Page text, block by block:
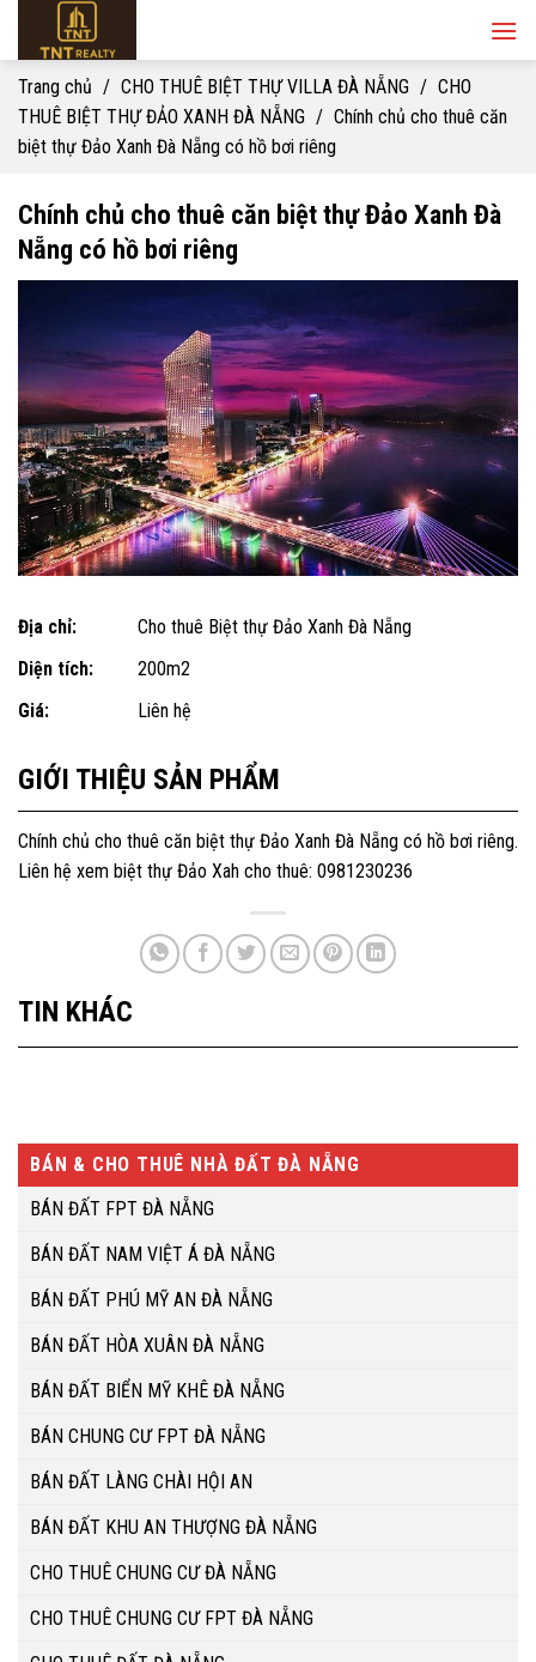
content
Trang chủ / CHO THUÊ BIỆT THỰ VILLA ĐÀ NẴNG / CHO
THUÊ BIỆT THỰ ĐẢO XANH ĐÀ NẴNG / Chính chủ cho thuê căn
biệt thự Đảo Xanh Đà Nẵng có hồ bơi riêng
Chính chủ cho thuê căn biệt thự Đảo Xanh Đà
Nẵng có hồ bơi riêng
Địa chỉ:
Cho thuê Biệt thự Đảo Xanh Đà Nẵng
Diện tích:
200m2
Giá:
Liên hệ
GIỚI THIỆU SẢN PHẨM
Chính chủ cho thuê căn biệt thự Đảo Xanh Đà Nẵng có hồ bơi riêng.
Liên hệ xem biệt thự Đảo Xah cho thuê: 0981230236
TIN KHÁC
BÁN & CHO THUÊ NHÀ ĐẤT ĐÀ NẴNG
BÁN ĐẤT FPT ĐÀ NẴNG
BÁN ĐẤT NAM VIỆT Á ĐÀ NẴNG
BÁN ĐẤT PHÚ MỸ AN ĐÀ NẴNG
BÁN ĐẤT HÒA XUÂN ĐÀ NẴNG
BÁN ĐẤT BIỂN MỸ KHÊ ĐÀ NẴNG
BÁN CHUNG CƯ FPT ĐÀ NẴNG
BÁN ĐẤT LÀNG CHÀI HỘI AN
BÁN ĐẤT KHU AN THƯỢNG ĐÀ NẴNG
CHO THUÊ CHUNG CƯ ĐÀ NẴNG
CHO THUÊ CHUNG CƯ FPT ĐÀ NẴNG